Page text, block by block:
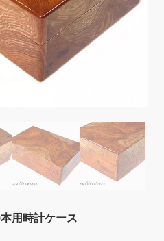
用時計ケース